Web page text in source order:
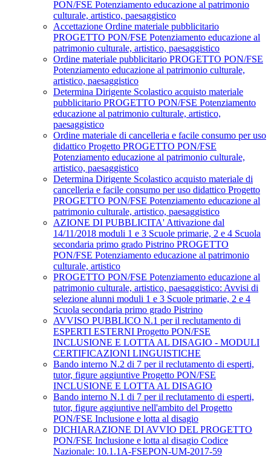
PON/FSE Potenziamento educazione al patrimonio
culturale, artistico, paesaggistico
Accettazione Ordine materiale pubblicitario
PROGETTO PON/FSE Potenziamento educazione al
patrimonio culturale, artistico, paesaggistico
Ordine materiale pubblicitario PROGETTO PON/FSE
Potenziamento educazione al patrimonio culturale,
artistico, paesaggistico
Determina Dirigente Scolastico acquisto materiale
pubblicitario PROGETTO PON/FSE Potenziamento
educazione al patrimonio culturale, artistico,
paesaggistico
Ordine materiale di cancelleria e facile consumo per uso
didattico Progetto PROGETTO PON/FSE
Potenziamento educazione al patrimonio culturale,
artistico, paesaggistico
Determina Dirigente Scolastico acquisto materiale di
cancelleria e facile consumo per uso didattico Progetto
PROGETTO PON/FSE Potenziamento educazione al
patrimonio culturale, artistico, paesaggistico
AZIONE DI PUBBLICITA' Attivazione dal
14/11/2018 moduli 1 e 3 Scuole primarie, 2 e 4 Scuola
secondaria primo grado Pistrino PROGETTO
PON/FSE Potenziamento educazione al patrimonio
culturale, artistico
PROGETTO PON/FSE Potenziamento educazione al
patrimonio culturale, artistico, paesaggistico: Avvisi di
selezione alunni moduli 1 e 3 Scuole primarie, 2 e 4
Scuola secondaria primo grado Pistrino
AVVISO PUBBLICO N.1 per il reclutamento di
ESPERTI ESTERNI Progetto PON/FSE
INCLUSIONE E LOTTA AL DISAGIO - MODULI
CERTIFICAZIONI LINGUISTICHE
Bando interno N.2 di 7 per il reclutamento di esperti,
tutor, figure aggiuntive Progetto PON/FSE
INCLUSIONE E LOTTA AL DISAGIO
Bando interno N.1 di 7 per il reclutamento di esperti,
tutor, figure aggiuntive nell'ambito del Progetto
PON/FSE Inclusione e lotta al disagio
DICHIARAZIONE DI AVVIO DEL PROGETTO
PON/FSE Inclusione e lotta al disagio Codice
Nazionale: 10.1.1A-FSEPON-UM-2017-59